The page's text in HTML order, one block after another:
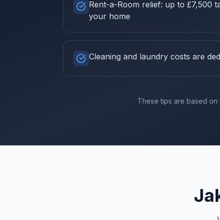
Rent-a-Room relief: up to £7,500
your home
Cleaning and laundry costs are
These tips are based